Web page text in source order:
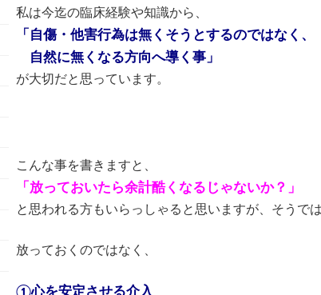
私は今迄の臨床経験や知識から、
「自傷・他害行為は無くそうとするのではなく、
自然に無くなる方向へ導く事」
が大切だと思っています。
こんな事を書きますと、
「放っておいたら余計酷くなるじゃないか？」
と思われる方もいらっしゃると思いますが、そうで
放っておくのではなく、
①心を安定させる介入